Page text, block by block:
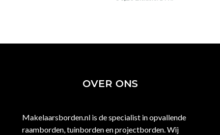
OVER ONS
Makelaarsborden.nl is de specialist in opvallende
raamborden, tuinborden en projectborden. Wij